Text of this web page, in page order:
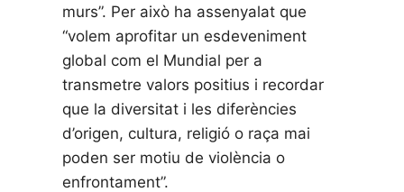
murs”. Per això ha assenyalat que
“volem aprofitar un esdeveniment
global com el Mundial per a
transmetre valors positius i recordar
que la diversitat i les diferències
d’origen, cultura, religió o raça mai
poden ser motiu de violència o
enfrontament”.